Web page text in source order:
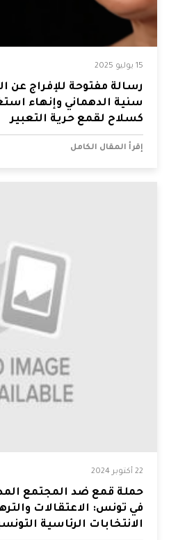
15 يوليو 2025
رسالة مفتوحة للإفراج عن
كسلاح لقمع حرية التعبير
إقرأ المقال الكامل
22 أكتوبر 2024
حملة قمع ضد المجتمع
في تونس: الاعتقالات
الانتخابات الرئاسية التونسية